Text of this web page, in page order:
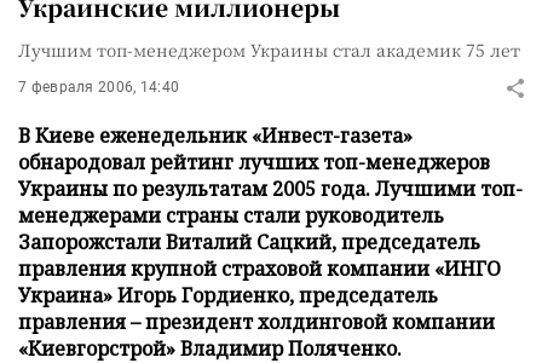
Украинские миллионеры
Лучшим топ-менеджером Украины стал академик 75 лет
7 февраля 2006, 14:40
В Киеве еженедельник «Инвест-газета»
обнародовал рейтинг лучших топ-менеджеров
Украины по результатам 2005 года. Лучшими топ-
менеджерами страны стали руководитель
Запорожстали Виталий Сацкий, председатель
правления крупной страховой компании «ИНГО
Украина» Игорь Гордиенко, председатель
правления – президент холдинговой компании
«Киевгорстрой» Владимир Поляченко.